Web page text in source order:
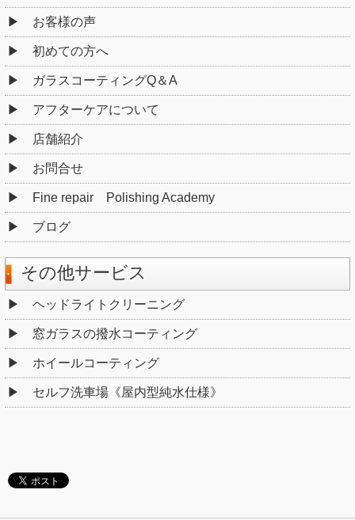
お客様の声
初めての方へ
ガラスコーティングQ＆A
アフターケアについて
店舗紹介
お問合せ
Fine repair Polishing Academy
ブログ
その他サービス
ヘッドライトクリーニング
窓ガラスの撥水コーティング
ホイールコーティング
セルフ洗車場《屋内型純水仕様》